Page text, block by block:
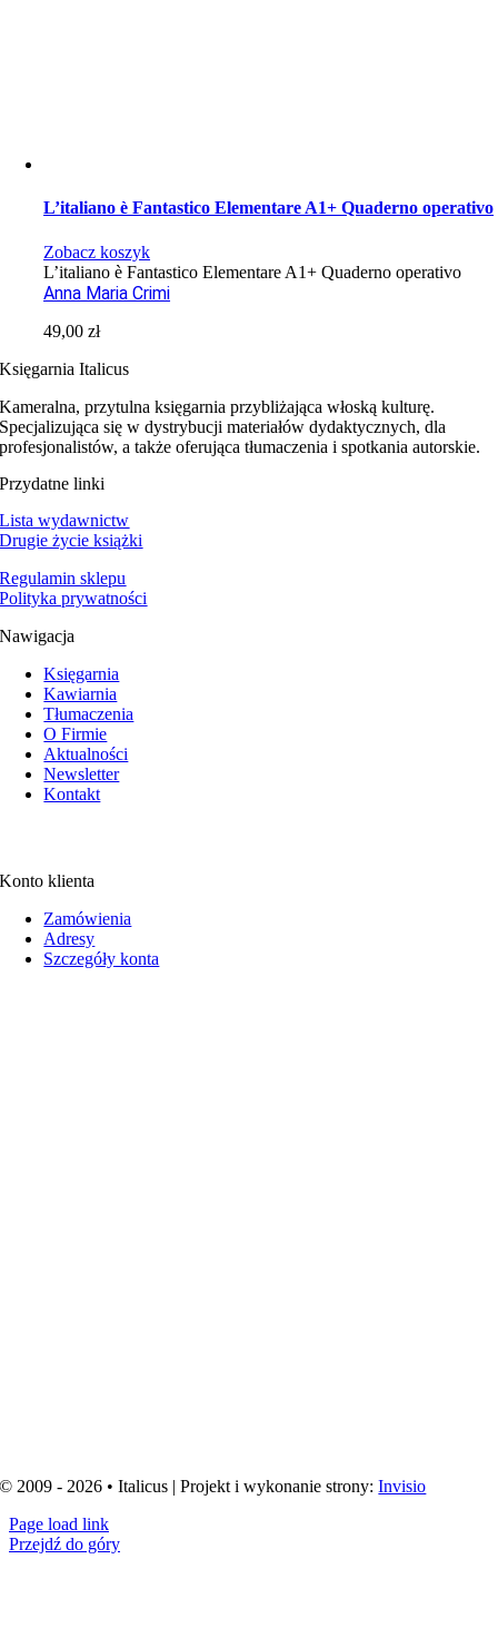
L’italiano è Fantastico Elementare A1+ Quaderno operativo
Zobacz koszyk
L’italiano è Fantastico Elementare A1+ Quaderno operativo
Anna Maria Crimi
49,00zł
Księgarnia Italicus
Kameralna, przytulna księgarnia przybliżająca włoską kulturę.
Specjalizująca się w dystrybucji materiałów dydaktycznych, dla
profesjonalistów, a także oferująca tłumaczenia i spotkania autorskie.
Przydatne linki
Lista wydawnictw
Drugie życie książki
Regulamin sklepu
Polityka prywatności
Nawigacja
Księgarnia
Kawiarnia
Tłumaczenia
O Firmie
Aktualności
Newsletter
Kontakt
Konto klienta
Zamówienia
Adresy
Szczegóły konta
© 2009 - 2026 • Italicus | Projekt i wykonanie strony:Invisio
Page load link
Przejdź do góry